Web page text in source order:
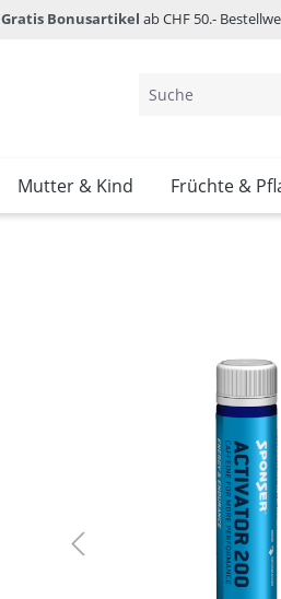
Gratis Bonusartikel ab CHF 50.-
Mutter & Kind Früchte &